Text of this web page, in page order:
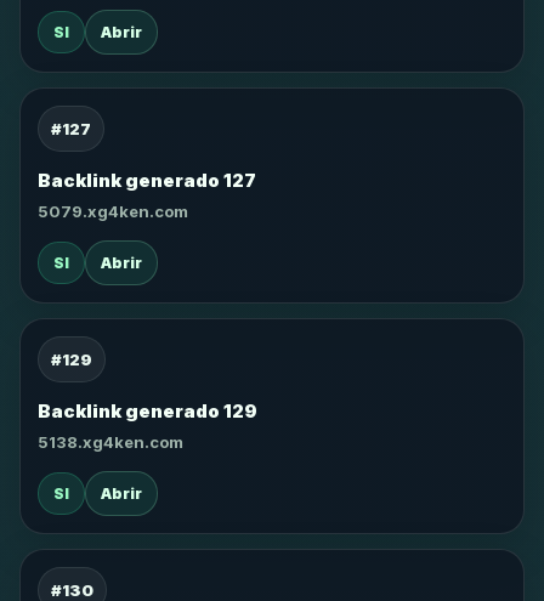
SI Abrir
#127
Backlink generado 127
5079.xg4ken.com
SI Abrir
#129
Backlink generado 129
5138.xg4ken.com
SI Abrir
#130